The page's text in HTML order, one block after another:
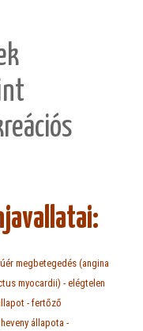
megbetegedés (angina
myocardii) - elégtelen
- fertőző
állapota -